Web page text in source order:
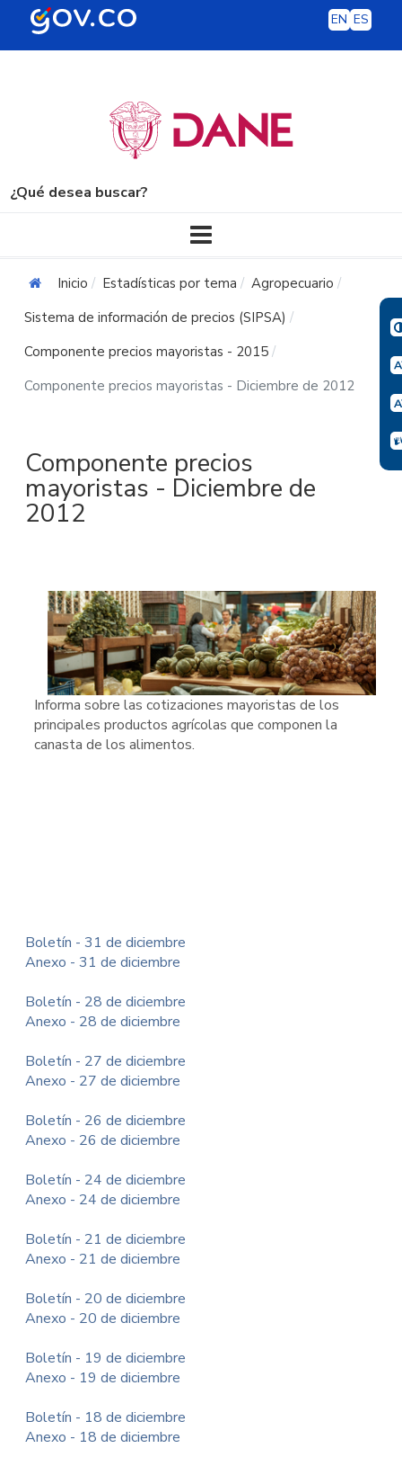
EN ES
¿Qué desea buscar?
Inicio Estadísticas por tema
Agropecuario
Sistema de información de precios (SIPSA)
Componente precios mayoristas - 2015
Componente precios mayoristas - Diciembre de 2012
Componente precios
mayoristas - Diciembre de
2012
Informa sobre las cotizaciones mayoristas de los
principales productos agrícolas que componen la
canasta de los alimentos.
Boletín - 31 de diciembre
Anexo - 31 de diciembre
Boletín - 28 de diciembre
Anexo - 28 de diciembre
Boletín - 27 de diciembre
Anexo - 27 de diciembre
Boletín - 26 de diciembre
Anexo - 26 de diciembre
Boletín - 24 de diciembre
Anexo - 24 de diciembre
Boletín - 21 de diciembre
Anexo - 21 de diciembre
Boletín - 20 de diciembre
Anexo - 20 de diciembre
Boletín - 19 de diciembre
Anexo - 19 de diciembre
Boletín - 18 de diciembre
Anexo - 18 de diciembre